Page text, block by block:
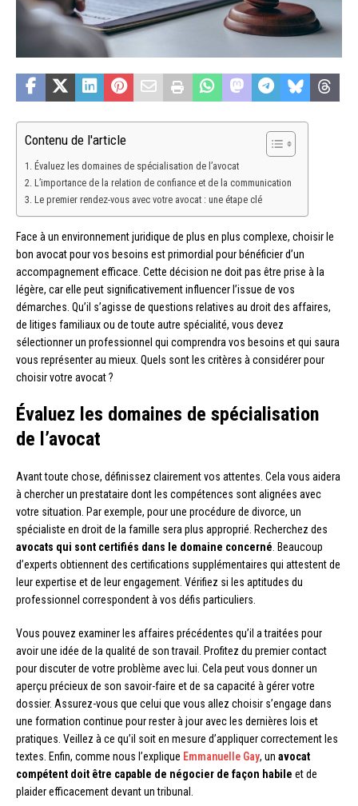
Contenu de l'article
Évaluez les domaines de spécialisation de l’avocat
L’importance de la relation de confiance et de la communication
Le premier rendez-vous avec votre avocat : une étape clé
Face à un environnement juridique de plus en plus complexe, choisir le
bon avocat pour vos besoins est primordial pour bénéficier d’un
accompagnement efficace. Cette décision ne doit pas être prise à la
légère, car elle peut significativement influencer l’issue de vos
démarches. Qu’il s’agisse de questions relatives au droit des affaires,
de litiges familiaux ou de toute autre spécialité, vous devez
sélectionner un professionnel qui comprendra vos besoins et qui saura
vous représenter au mieux. Quels sont les critères à considérer pour
choisir votre avocat ?
Évaluez les domaines de spécialisation
de l’avocat
Avant toute chose, définissez clairement vos attentes. Cela vous aidera
à chercher un prestataire dont les compétences sont alignées avec
votre situation. Par exemple, pour une procédure de divorce, un
spécialiste en droit de la famille sera plus approprié. Recherchez des
avocats qui sont certifiés dans le domaine concerné . Beaucoup
d’experts obtiennent des certifications supplémentaires qui attestent de
leur expertise et de leur engagement. Vérifiez si les aptitudes du
professionnel correspondent à vos défis particuliers.
Vous pouvez examiner les affaires précédentes qu’il a traitées pour
avoir une idée de la qualité de son travail. Profitez du premier contact
pour discuter de votre problème avec lui. Cela peut vous donner un
aperçu précieux de son savoir-faire et de sa capacité à gérer votre
dossier. Assurez-vous que celui que vous allez choisir s’engage dans
une formation continue pour rester à jour avec les dernières lois et
pratiques. Veillez à ce qu’il soit en mesure d’appliquer correctement les
textes. Enfin, comme nous l’explique Emmanuelle Gay, un avocat
compétent doit être capable de négocier de façon habile et de
plaider efficacement devant un tribunal.